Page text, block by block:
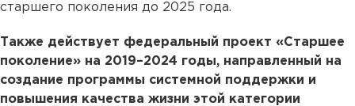
старшего поколения до 2025 года.
Также действует федеральный проект «Старшее
поколение» на 2019–2024 годы, направленный на
создание программы системной поддержки и
повышения качества жизни этой категории